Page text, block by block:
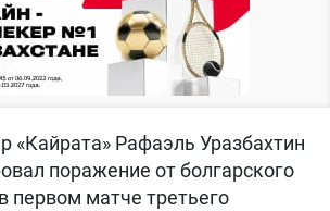
«Кайрата» Рафаэль Уразбахтин
поражение от болгарского
первом матче третьего